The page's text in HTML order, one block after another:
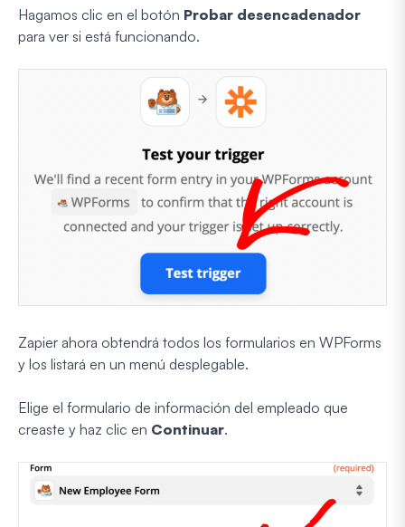
Hagamos clic en el botón Probar desencadenador
para ver si está funcionando.
Zapier ahora obtendrá todos los formularios en WPForms
y los listará en un menú desplegable.
Elige el formulario de información del empleado que
creaste y haz clic en Continuar.